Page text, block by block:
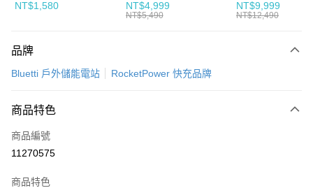
元大商業銀行
台新國際商業銀行
台灣樂天信用卡公司
匯豐（台灣）商業銀行
玉山商業銀行
台灣樂天信用卡公司
Google Pay
運送方式
新竹物流-一般宅配
電器
NT$1,580
NT$4,999
NT$5,490
NT$9,999
NT$12,490
品牌
Bluetti 戶外儲能電站 RocketPower 快充品牌
商品特色
商品編號
11270575
商品特色